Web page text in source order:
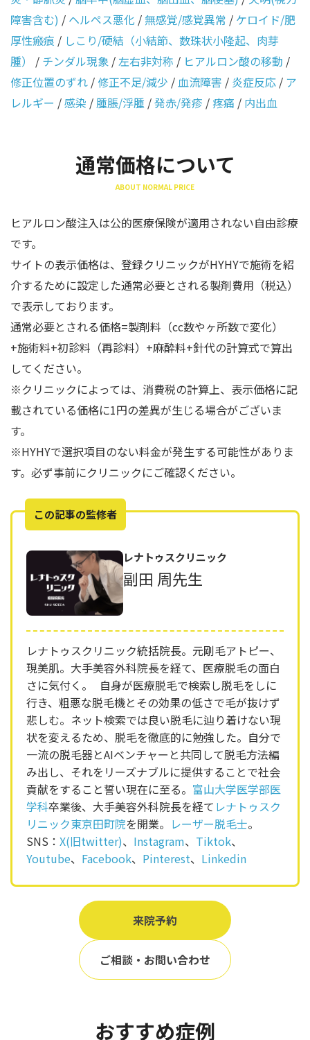
障害含む) / ヘルペス悪化 /無感覚/感覚異常 / ケロイド/肥
厚性瘢痕 / しこり/硬結（小結節、数珠状小隆起、肉芽
腫）
/ チンダル現象 /左右非対称 / ヒアルロン酸の移動 /
修正位置のずれ /修正不足/減少 /血流障害 / 炎症反応 / ア
レルギー /感染 /腫脹/浮腫 /発赤/発疹 /疼痛 / 内出血
通常価格について
ABOUT NORMAL PRICE
ヒアルロン酸注入は公的医療保険が適用されない自由診療
です。
サイトの表示価格は、登録クリニックがHYHYで施術を紹
介するために設定した通常必要とされる製剤費用（税込）
で表示しております。
通常必要とされる価格=製剤料（cc数やヶ所数で変化）
+施術料+初診料（再診料）+麻酔料+針代の計算式で算出
してください。
※クリニックによっては、消費税の計算上、表示価格に記
載されている価格に1円の差異が生じる場合がございま
す。
※HYHYで選択項目のない料金が発生する可能性がありま
す。必ず事前にクリニックにご確認ください。
この記事の監修者
レナトゥスクリニック
副田 周先生
レナトゥスクリニック統括院長。元剛毛アトピー、
現美肌。大手美容外科院長を経て、医療脱毛の面白
さに気付く。 自身が医療脱毛で検索し脱毛をしに
行き、粗悪な脱毛機とその効果の低さで毛が抜けず
悲しむ。ネット検索では良い脱毛に辿り着けない現
状を変えるため、脱毛を徹底的に勉強した。自分で
一流の脱毛器とAIベンチャーと共同して脱毛方法編
み出し、それをリーズナブルに提供することで社会
貢献をすること誓い現在に至る。 富山大学医学部医
学科卒業後、大手美容外科院長を経て レナトゥスク
リニック東京田町院を開業。 レーザー脱毛士。
SNS： X(旧twitter)、 Instagram、 Tiktok、
Youtube、 Facebook、 Pinterest、 Linkedin
来院予約
ご相談・お問い合わせ
おすすめ症例